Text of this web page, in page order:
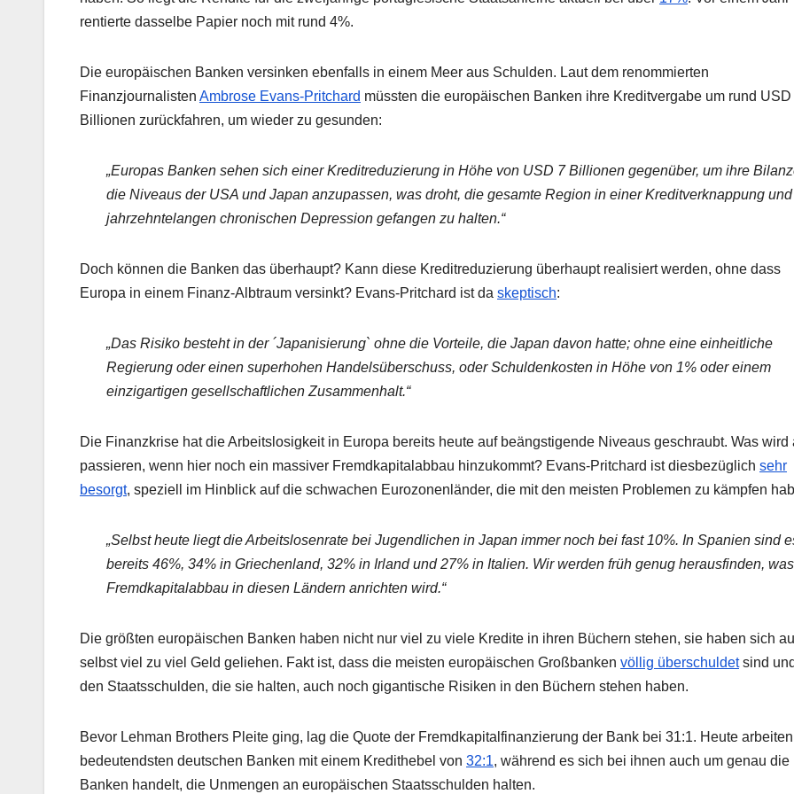
rentierte dasselbe Papier noch mit rund 4%.
Die europäischen Banken versinken ebenfalls in einem Meer aus Schulden. Laut dem renommierten
Finanzjournalisten Ambrose Evans-Pritchard müssten die europäischen Banken ihre Kreditvergabe um rund USD
Billionen zurückfahren, um wieder zu gesunden:
„Europas Banken sehen sich einer Kreditreduzierung in Höhe von USD 7 Billionen gegenüber, um ihre
die Niveaus der USA und Japan anzupassen, was droht, die gesamte Region in einer Kreditverknappung und
jahrzehntelangen chronischen Depression gefangen zu halten.“
Doch können die Banken das überhaupt? Kann diese Kreditreduzierung überhaupt realisiert werden, ohne dass
Europa in einem Finanz-Albtraum versinkt? Evans-Pritchard ist da skeptisch:
„Das Risiko besteht in der ´Japanisierung` ohne die Vorteile, die Japan davon hatte; ohne eine einheitliche
Regierung oder einen superhohen Handelsüberschuss, oder Schuldenkosten in Höhe von 1% oder einem
einzigartigen gesellschaftlichen Zusammenhalt.“
Die Finanzkrise hat die Arbeitslosigkeit in Europa bereits heute auf beängstigende Niveaus geschraubt. Was wird
passieren, wenn hier noch ein massiver Fremdkapitalabbau hinzukommt? Evans-Pritchard ist diesbezüglich sehr
besorgt, speziell im Hinblick auf die schwachen Eurozonenländer, die mit den meisten Problemen zu kämpfen
„Selbst heute liegt die Arbeitslosenrate bei Jugendlichen in Japan immer noch bei fast 10%. In Spanien sind
bereits 46%, 34% in Griechenland, 32% in Irland und 27% in Italien. Wir werden früh genug herausfinden,
Fremdkapitalabbau in diesen Ländern anrichten wird.“
Die größten europäischen Banken haben nicht nur viel zu viele Kredite in ihren Büchern stehen, sie haben sich
selbst viel zu viel Geld geliehen. Fakt ist, dass die meisten europäischen Großbanken völlig überschuldetsind
den Staatsschulden, die sie halten, auch noch gigantische Risiken in den Büchern stehen haben.
Bevor Lehman Brothers Pleite ging, lag die Quote der Fremdkapitalfinanzierung der Bank bei 31:1. Heute
bedeutendsten deutschen Banken mit einem Kredithebel von 32:1, während es sich bei ihnen auch um genau die
Banken handelt, die Unmengen an europäischen Staatsschulden halten.